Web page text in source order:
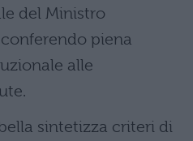
del Ministro
piena
alle
sintetizza criteri di